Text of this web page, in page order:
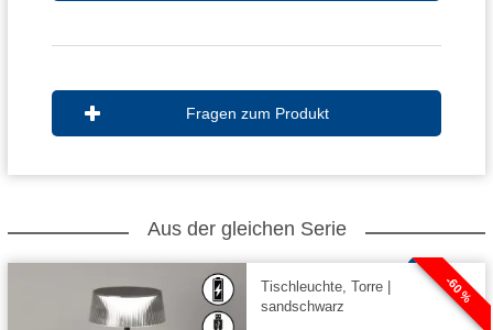
Fragen zum Produkt
Aus der gleichen Serie
-60 %
Tischleuchte, Torre |
sandschwarz